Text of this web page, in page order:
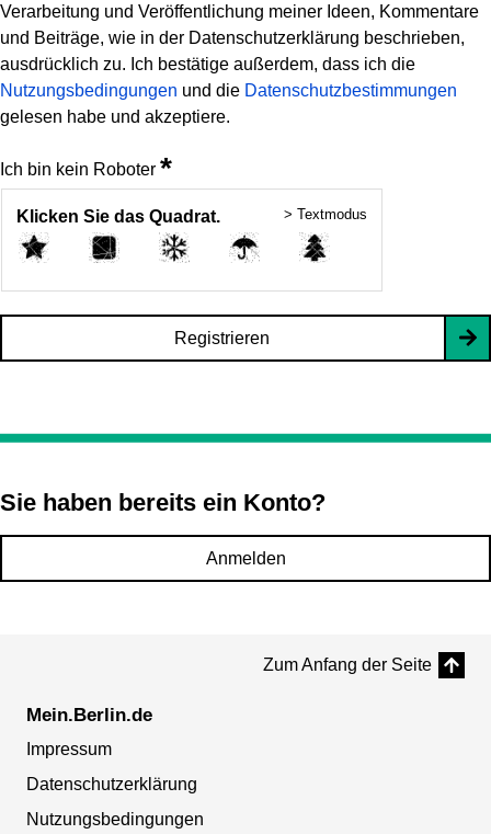
Verarbeitung und Veröffentlichung meiner Ideen, Kommentare
und Beiträge, wie in der Datenschutzerklärung beschrieben,
ausdrücklich zu. Ich bestätige außerdem, dass ich die
Nutzungsbedingungen und die Datenschutzbestimmungen
gelesen habe und akzeptiere.
Ich bin kein Roboter *
Klicken Sie das Quadrat. > Textmodus
Registrieren
Sie haben bereits ein Konto?
Anmelden
Zum Anfang der Seite
Mein.Berlin.de
Impressum
Datenschutzerklärung
Nutzungsbedingungen